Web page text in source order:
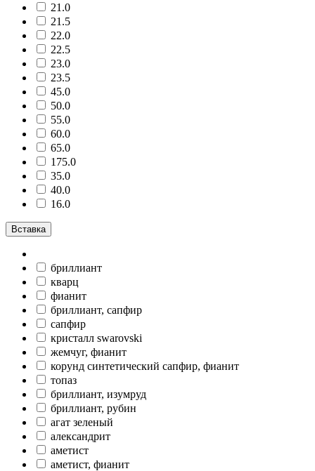
21.0
21.5
22.0
22.5
23.0
23.5
45.0
50.0
55.0
60.0
65.0
175.0
35.0
40.0
16.0
Вставка
бриллиант
кварц
фианит
бриллиант, сапфир
сапфир
кристалл swarovski
жемчуг, фианит
корунд синтетический сапфир, фианит
топаз
бриллиант, изумруд
бриллиант, рубин
агат зеленый
александрит
аметист
аметист, фианит